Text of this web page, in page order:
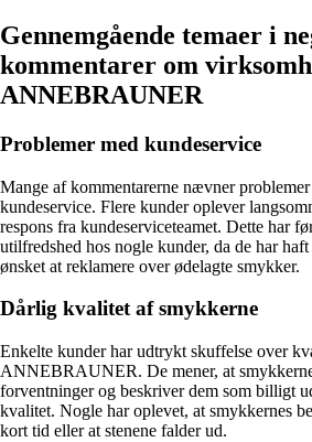
Gennemgående temaer i
kommentarer om
ANNEBRAUNER
Problemer med kundeservice
Mange af kommentarerne nævner
kundeservice. Flere kunder oplever
respons fra kundeserviceteamet. Dette har
utilfredshed hos nogle kunder, da de har
ønsket at reklamere over ødelagte smykker.
Dårlig kvalitet af smykkerne
Enkelte kunder har udtrykt skuffelse over
ANNEBRAUNER. De mener, at
forventninger og beskriver dem som billigt
kvalitet. Nogle har oplevet, at smykkernes
kort tid eller at stenene falder ud.